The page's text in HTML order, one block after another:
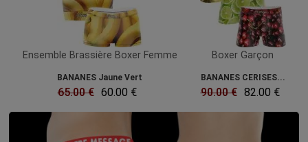
Ensemble Brassière Boxer Femme
BANANES Jaune Vert
65.00 € 60.00 €
Boxer Garçon
BANANES CERISES...
90.00 € 82.00 €